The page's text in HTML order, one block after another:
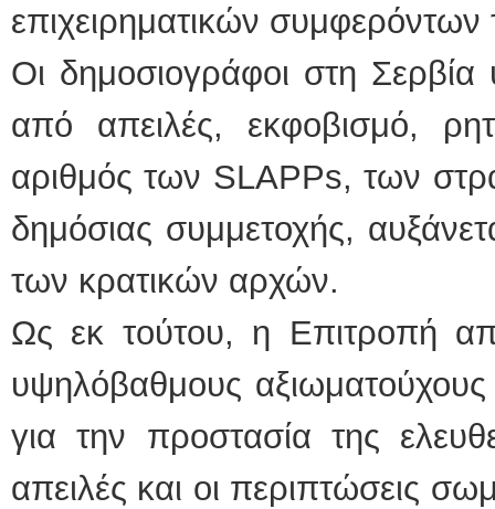
επιχειρηματικών συμφερόντων
Οι δημοσιογράφοι στη
από απειλές, εκφοβισμό,
αριθμός των SLAPPs, των
δημόσιας συμμετοχής,
των κρατικών αρχών.
Ως εκ τούτου, η Επιτροπή
υψηλόβαθμους
για την προστασία της
απειλές και οι περιπτώσεις